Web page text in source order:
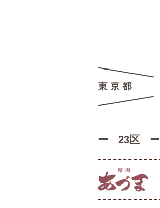
ー 23区 ー